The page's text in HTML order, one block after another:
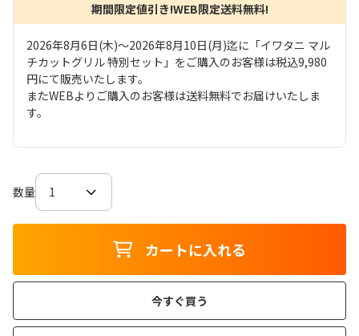
期間限定値引き!WEB限定送料無料!
2026年8月6日(木)～2026年8月10日(月)迄に「イワタニ マル
チカットグリル 特別セット」をご購入のお客様は税込9,980
円にて販売いたします。
またWEBよりご購入のお客様は送料無料でお届けいたしま
す。
数量
カートに入れる
今すぐ買う